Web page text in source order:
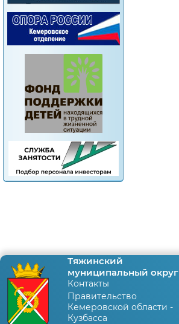
Тяжинский
муниципальный округ
Контакты
Правительство
Кемеровской области -
Кузбасса